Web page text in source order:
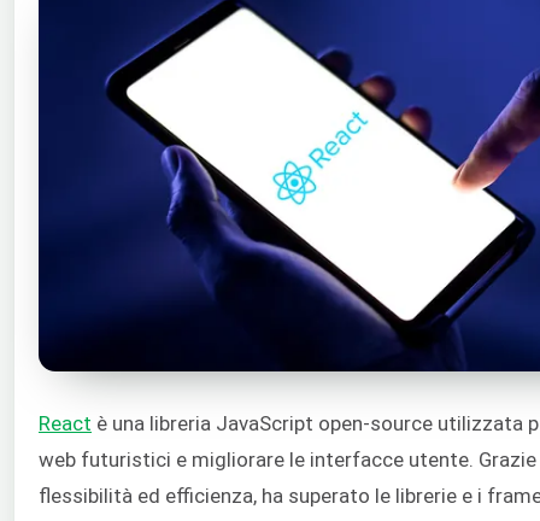
React è una libreria JavaScript open-source utilizzata
web futuristici e migliorare le interfacce utente.
flessibilità ed efficienza, ha superato le librerie e i